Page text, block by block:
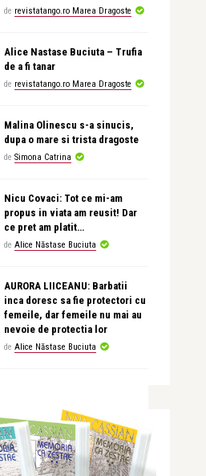
de revistatango.ro Marea Dragoste
Alice Nastase Buciuta – Trufia
de a fi tanar
de revistatango.ro Marea Dragoste
Malina Olinescu s-a sinucis,
dupa o mare si trista dragoste
de Simona Catrina
Nicu Covaci: Tot ce mi-am
propus in viata am reusit! Dar
ce pret am platit…
de Alice Năstase Buciuta
AURORA LIICEANU: Barbatii
inca doresc sa fie protectori cu
femeile, dar femeile nu mai au
nevoie de protectia lor
de Alice Năstase Buciuta